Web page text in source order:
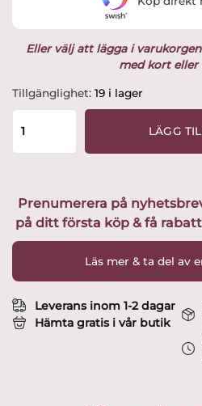
795 kr.599 kr.
Eller välj att lägga i
med kort eller
Tillgänglighet: 19 i lager
Kosta
Boda
67
cl
LÄGG
Prenumerera på
på ditt första köp & få
Läs mer & ta del av
Leverans inom 1-2 dagar
Hämta gratis i vår butik